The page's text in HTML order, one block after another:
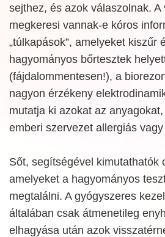
sejthez, és azok válaszolnak. A
megkeresi vannak-e kóros
„túlkapások”, amelyeket kiszűr
hagyományos bőrtesztek
(fájdalommentesen!), a
nagyon érzékeny
mutatja ki azokat az
emberi szervezet allergiás
Sőt, segítségével kimutathatók
amelyeket a hagyományos
megtalálni. A gyógyszeres
általában csak átmenetileg
elhagyása után azok